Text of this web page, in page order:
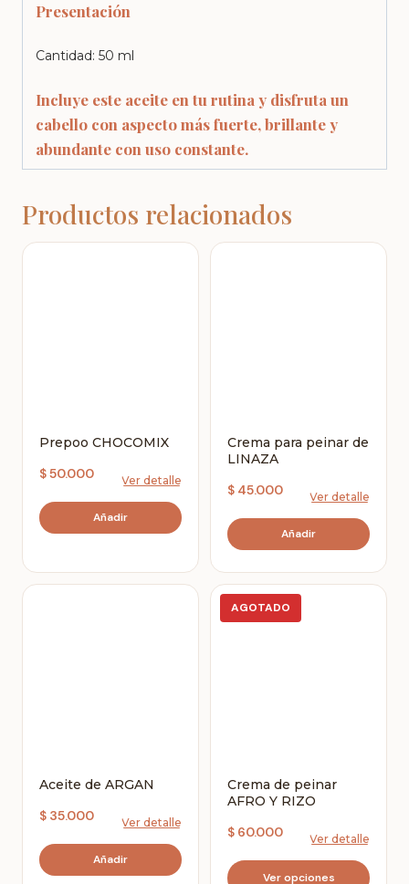
Presentación
Cantidad: 50 ml
Incluye este aceite en tu rutina y disfruta un
cabello con aspecto más fuerte, brillante y
abundante con uso constante.
Productos relacionados
Prepoo CHOCOMIX
$50.000
Crema para peinar de
LINAZA
$ 45.000
Aceite de ARGAN
$ 35.000
AGOTADO
Crema de peinar
AFRO Y RIZO
$ 60.000